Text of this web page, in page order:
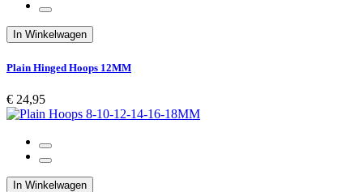
In Winkelwagen
Plain Hinged Hoops 12MM
€ 24,95
In Winkelwagen